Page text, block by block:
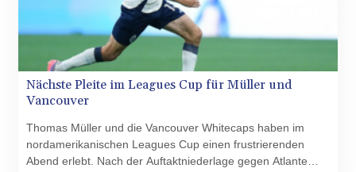
Nächste Pleite im Leagues Cup für Müller und
Vancouver
Thomas Müller und die Vancouver Whitecaps haben im
nordamerikanischen Leagues Cup einen frustrierenden
Abend erlebt. Nach der Auftaktniederlage gegen Atlante